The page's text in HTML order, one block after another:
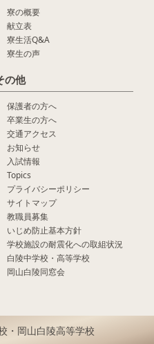
寮の概要
献立表
寮生活Q&A
寮生の声
の他
保護者の方へ
卒業生の方へ
交通アクセス
お知らせ
入試情報
Topics
プライバシーポリシー
サイトマップ
教職員募集
いじめ防止基本方針
学校施設の耐震化への取組状況
白陵中学校・高等学校
岡山白陵同窓会
・岡山白陵高等学校